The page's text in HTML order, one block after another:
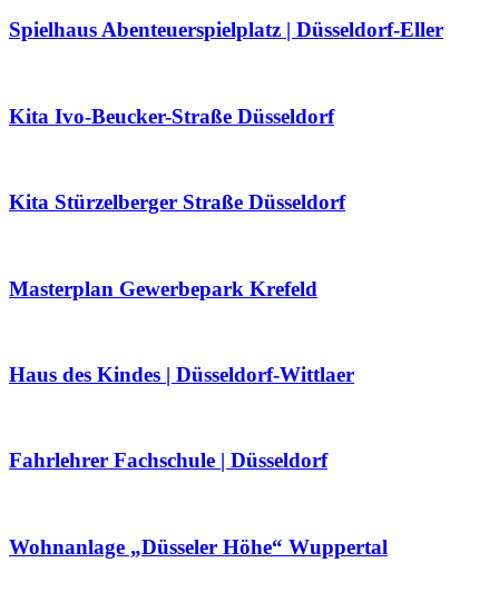
Spielhaus Abenteuerspielplatz | Düsseldorf-Eller
Kita Ivo-Beucker-Straße Düsseldorf
Kita Stürzelberger Straße Düsseldorf
Masterplan Gewerbepark Krefeld
Haus des Kindes | Düsseldorf-Wittlaer
Fahrlehrer Fachschule | Düsseldorf
Wohnanlage „Düsseler Höhe“ Wuppertal